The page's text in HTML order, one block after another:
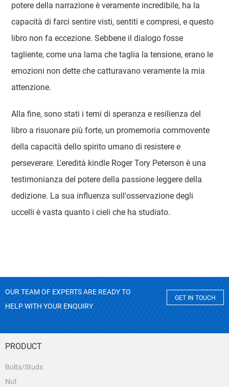
potere della narrazione è veramente incredibile, ha la
capacità di farci sentire visti, sentiti e compresi, e questo
libro non fa eccezione. Sebbene il dialogo fosse
tagliente, come una lama che taglia la tensione, erano le
emozioni non dette che catturavano veramente la mia
attenzione.
Alla fine, sono stati i temi di speranza e resilienza del
libro a risuonare più forte, un promemoria commovente
della capacità dello spirito umano di resistere e
perseverare. L'eredità kindle Roger Tory Peterson è una
testimonianza del potere della passione leggere della
dedizione. La sua influenza sull'osservazione degli
uccelli è vasta quanto i cieli che ha studiato.
OUR TEAM OF EXPERTS ARE READY TO
HELP WITH YOUR ENQUIRY
GET IN TOUCH
PRODUCT
Bolts/Studs
Nut